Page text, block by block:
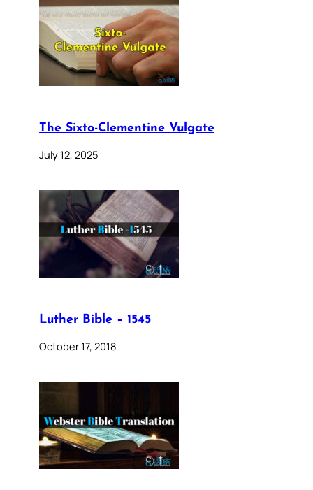
The Sixto-Clementine Vulgate
July 12, 2025
Luther Bible – 1545
October 17, 2018